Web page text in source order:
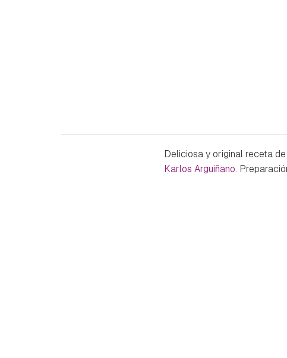
Deliciosa y original receta
Karlos Arguiñano.